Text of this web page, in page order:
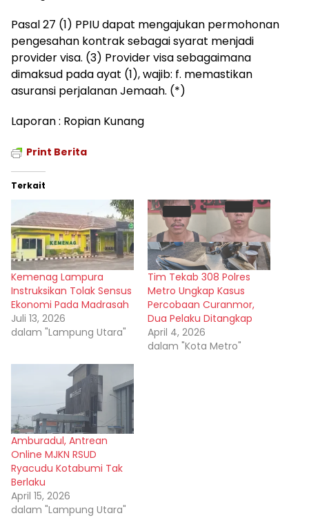
Pasal 27 (1) PPIU dapat mengajukan permohonan
pengesahan kontrak sebagai syarat menjadi
provider visa. (3) Provider visa sebagaimana
dimaksud pada ayat (1), wajib: f. memastikan
asuransi perjalanan Jemaah. (*)
Laporan : Ropian Kunang
Print Berita
Terkait
Kemenag Lampura
Instruksikan Tolak Sensus
Ekonomi Pada Madrasah
Juli 13, 2026
dalam "Lampung Utara"
Tim Tekab 308 Polres
Metro Ungkap Kasus
Percobaan Curanmor,
Dua Pelaku Ditangkap
April 4, 2026
dalam "Kota Metro"
Amburadul, Antrean
Online MJKN RSUD
Ryacudu Kotabumi Tak
Berlaku
April 15, 2026
dalam "Lampung Utara"